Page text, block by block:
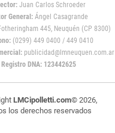
Juan Carlos Schroeder
General:Ángel Casagrande
445, Neuquén (CP 8300)
(0299) 449 0400 / 449 0410
publicidad@lmneuquen.com.ar
Registro DNA: 123442625
LMCipolletti.com© 2026,
los derechos reservados